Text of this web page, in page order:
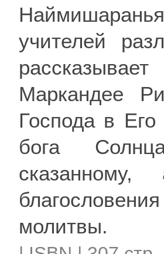
учителей
Маркандее
Господа в
бога
молитвы.